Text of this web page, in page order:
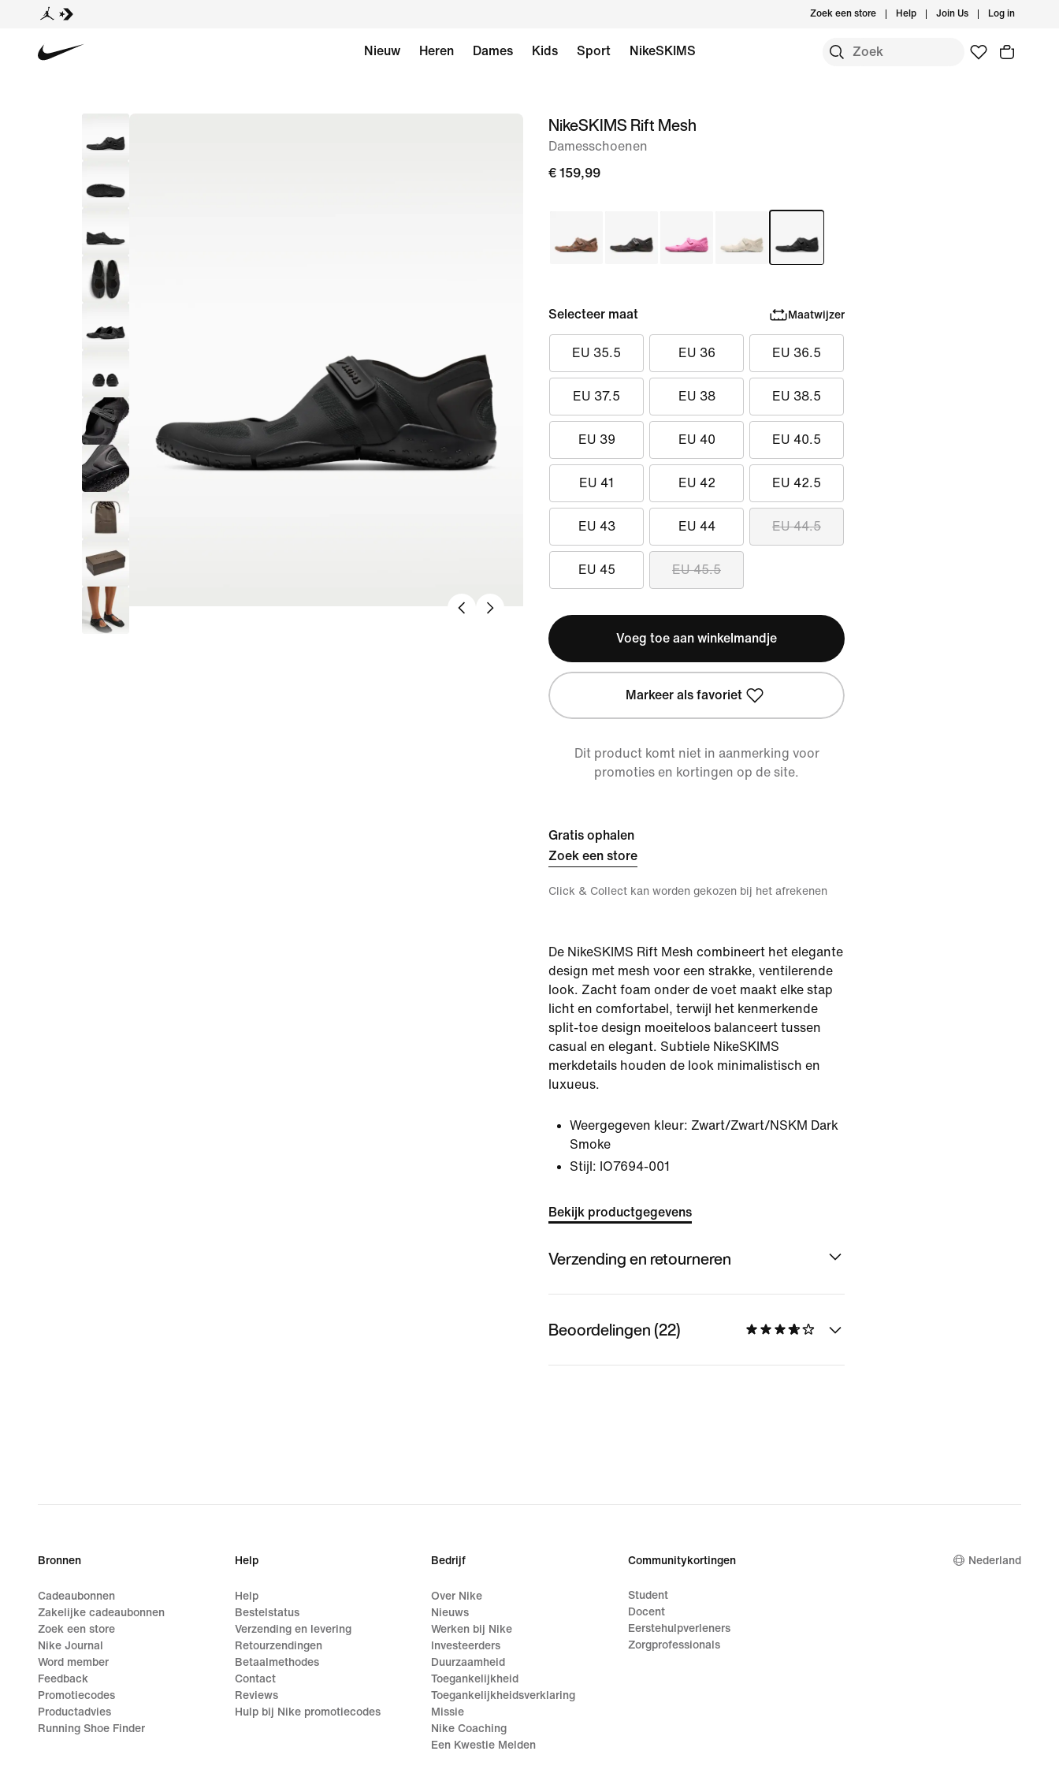
Zoek een store Help Join Us Log in
Nieuw Heren Dames Kids Sport NikeSKIMS
afbeelding
NikeSKIMS Rift Mesh
Damesschoenen
€ 159,99
Selecteer maat Maatwijzer
EU 35.5 EU 36 EU 36.5
EU 37.5 EU 38 EU 38.5
EU 39 EU 40 EU 40.5
EU 41 EU 42 EU 42.5
EU 43 EU 44 EU 44.5
EU 45 EU 45.5
Voeg toe aan winkelmandje
Markeer als favoriet
Dit product komt niet in aanmerking voor
promoties en kortingen op de site.
Gratis ophalen
Zoek een store
Click & Collect kan worden gekozen bij het afrekenen
De NikeSKIMS Rift Mesh combineert het elegante
design met mesh voor een strakke, ventilerende
look. Zacht foam onder de voet maakt elke stap
licht en comfortabel, terwijl het kenmerkende
split-toe design moeiteloos balanceert tussen
casual en elegant. Subtiele NikeSKIMS
merkdetails houden de look minimalistisch en
luxueus.
Weergegeven kleur: Zwart/Zwart/NSKM Dark
Smoke
Stijl: IO7694-001
Bekijk productgegevens
Verzending en retourneren
Beoordelingen (22)
Bronnen
Cadeaubonnen
Zakelijke cadeaubonnen
Zoek een store
Nike Journal
Word member
Feedback
Promotiecodes
Productadvies
Running Shoe Finder
Help
Help
Bestelstatus
Verzending en levering
Retourzendingen
Betaalmethodes
Contact
Reviews
Hulp bij Nike promotiecodes
Bedrijf
Over Nike
Nieuws
Werken bij Nike
Investeerders
Duurzaamheid
Toegankelijkheid
Toegankelijkheidsverklaring
Missie
Nike Coaching
Een Kwestie Melden
Communitykortingen
Student
Docent
Eerstehulpverleners
Zorgprofessionals
Nederland